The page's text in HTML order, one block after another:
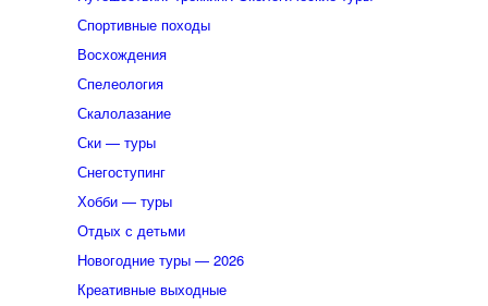
Спортивные походы
Восхождения
Спелеология
Скалолазание
Ски — туры
Снегоступинг
Хобби — туры
Отдых с детьми
Новогодние туры — 2026
Креативные выходные